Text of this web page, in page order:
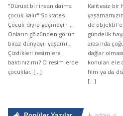
"Dürüst bir insan daima
çocuk kalır" Sokrates
Çocuk diyip geçmeyin...
Onların gözünden görün
biraz dünyayı; yaşamı...
Çizdikleri resimlere
baktınız mı? O resimlerde
çocuklar, […]
Kalitesiz bir
de objektif
gündelik
arasında
dağlar
konuları ele
film ya da
[…]